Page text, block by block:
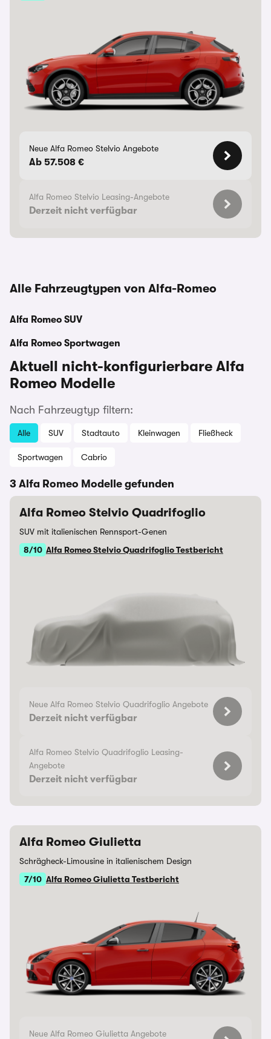
Neue Alfa Romeo Stelvio Angebote
Ab 57.508 €
Alfa Romeo Stelvio Leasing-Angebote
Derzeit nicht verfügbar
Alle Fahrzeugtypen von Alfa-Romeo
Alfa Romeo SUV
Alfa Romeo Sportwagen
Aktuell nicht-konfigurierbare Alfa
Romeo Modelle
Nach Fahrzeugtyp filtern:
Alle SUV Stadtauto Kleinwagen Fließheck
Sportwagen Cabrio
3 Alfa Romeo Modelle gefunden
Alfa Romeo Stelvio Quadrifoglio
SUV mit italienischen Rennsport-Genen
8/10 Alfa Romeo Stelvio Quadrifoglio Testbericht
Neue Alfa Romeo Stelvio Quadrifoglio Angebote
Derzeit nicht verfügbar
Alfa Romeo Stelvio Quadrifoglio Leasing-
Angebote
Derzeit nicht verfügbar
Alfa Romeo Giulietta
Schrägheck-Limousine in italienischem Design
7/10 Alfa Romeo Giulietta Testbericht
Neue Alfa Romeo Giulietta Angebote